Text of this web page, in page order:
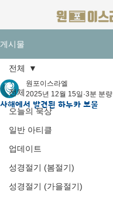
게시물
전체
오늘의 묵상
일반 아티클
업데이트
성경절기 (봄절기)
성경절기 (가을절기)
전체
사해에서 발견된 하누카 보물
원포이스라엘
2025년 12월 15일 3분 분량